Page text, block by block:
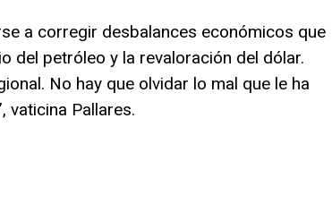
a corregir desbalances económicos que
del petróleo y la revaloración del dólar.
No hay que olvidar lo mal que le ha
vaticina Pallares.